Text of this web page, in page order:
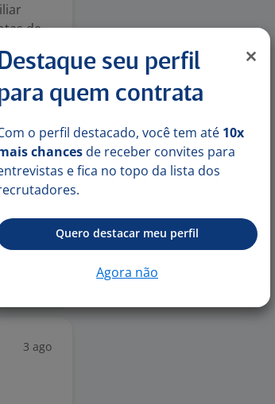
de
em
3 ago
seu perfil
quem contrata
o perfil destacado, você tem até 10x
chances de receber convites para
e fica no topo da lista dos
Quero destacar meu perfil
Agora não